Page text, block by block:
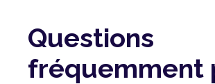
Questions
fréquemment